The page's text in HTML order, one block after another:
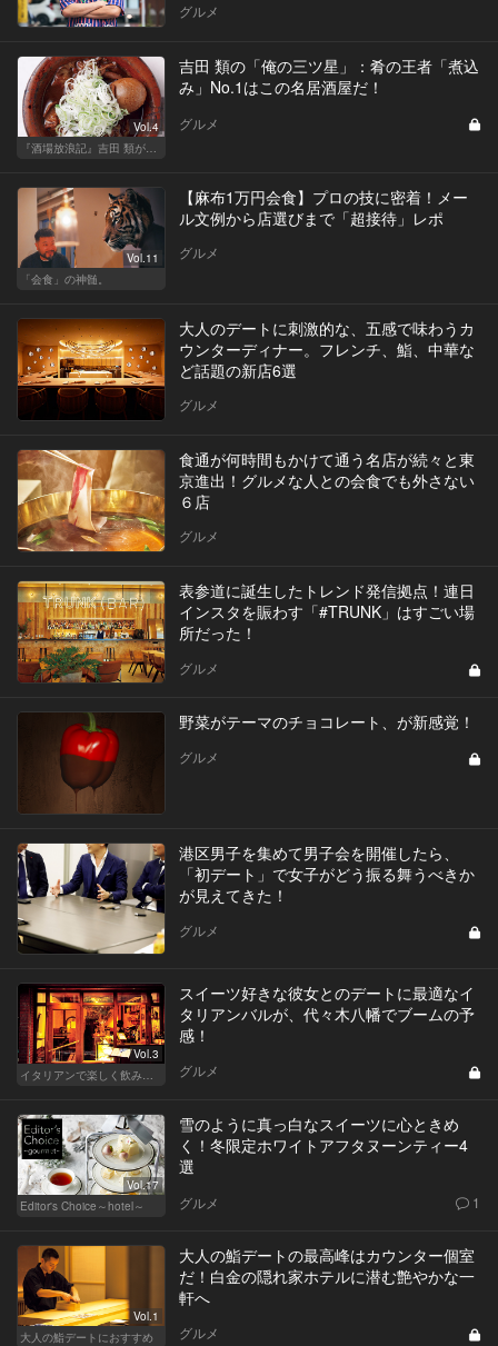
グルメ
Vol.4
『酒場放浪記』吉田 類が酒場指南！この酒場に行っときゃ間違いない
吉田 類の「俺の三ツ星」：肴の王者「煮込
み」No.1はこの名居酒屋だ！
グルメ
Vol.11
「会食」の神髄。
【麻布1万円会食】プロの技に密着！メー
ル文例から店選びまで「超接待」レポ
グルメ
大人のデートに刺激的な、五感で味わうカ
ウンターディナー。フレンチ、鮨、中華な
ど話題の新店6選
グルメ
食通が何時間もかけて通う名店が続々と東
京進出！グルメな人との会食でも外さない
６店
グルメ
表参道に誕生したトレンド発信拠点！連日
インスタを賑わす「#TRUNK」はすごい場
所だった！
グルメ
野菜がテーマのチョコレート、が新感覚！
グルメ
港区男子を集めて男子会を開催したら、
「初デート」で女子がどう振る舞うべきか
が見えてきた！
グルメ
Vol.3
イタリアンで楽しく飲み会！東京の人気店へ
スイーツ好きな彼女とのデートに最適なイ
タリアンバルが、代々木八幡でブームの予
感！
グルメ
Vol.17
Editor's Choice～hotel～
雪のように真っ白なスイーツに心ときめ
く！冬限定ホワイトアフタヌーンティー4
選
グルメ 1
Vol.1
大人の鮨デートにおすすめ
大人の鮨デートの最高峰はカウンター個室
だ！白金の隠れ家ホテルに潜む艶やかな一
軒へ
グルメ